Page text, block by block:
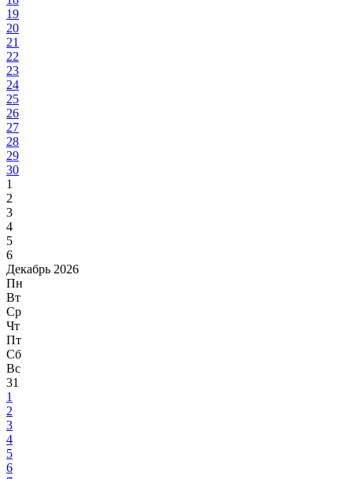
19
20
21
22
23
24
25
26
27
28
29
30
1
2
3
4
5
6
Декабрь 2026
Пн
Вт
Ср
Чт
Пт
Сб
Вс
31
1
2
3
4
5
6